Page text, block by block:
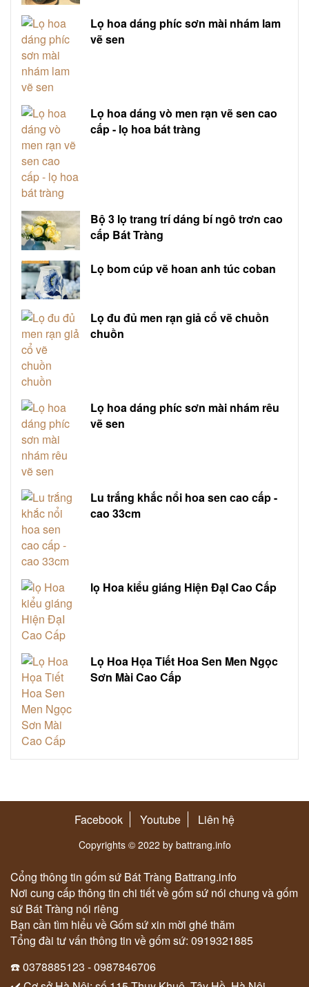
Lọ hoa dáng phíc sơn mài nhám lam
vẽ sen
Lọ hoa dáng vò men rạn vẽ sen cao
cấp - lọ hoa bát tràng
Bộ 3 lọ trang trí dáng bí ngô trơn cao
cấp Bát Tràng
Lọ bom cúp vẽ hoan anh túc coban
Lọ đu đủ men rạn giả cổ vẽ chuồn
chuồn
Lọ hoa dáng phíc sơn mài nhám rêu
vẽ sen
Lu trắng khắc nổi hoa sen cao cấp -
cao 33cm
lọ Hoa kiểu giáng Hiện ĐạI Cao Cấp
Lọ Hoa Họa Tiết Hoa Sen Men Ngọc
Sơn Mài Cao Cấp
Facebook Youtube Liên hệ
Copyrights © 2022 by battrang.info
Cổng thông tin gốm sứ Bát Tràng Battrang.info
Nơi cung cấp thông tin chi tiết về gốm sứ nói chung và gốm
sứ Bát Tràng nói riêng
Bạn cần tìm hiểu về Gốm sứ xin mời ghé thăm
Tổng đài tư vấn thông tin về gốm sứ: 0919321885
☎️ 0378885123 - 0987846706